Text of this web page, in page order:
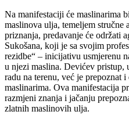
Na manifestaciji će maslinarima
maslinova ulja, temeljem stručne
priznanja, predavanje će održati
Sukošana, koji je sa svojim
rezidbe“ – inicijativu usmjerenu
u njezi maslina. Devićev pristup,
radu na terenu, već je prepoznat
maslinarima. Ova manifestacija
razmjeni znanja i jačanju
zlatnih maslinovih ulja.